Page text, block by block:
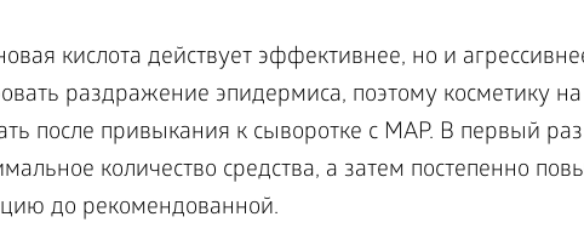
кислота действует эффективнее, но и
раздражение эпидермиса, поэтому косметику
после привыкания к сыворотке с MAP. В первый
количество средства, а затем постепенно
до рекомендованной.